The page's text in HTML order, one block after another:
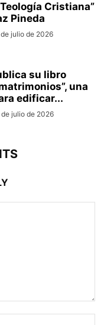
Cristiana”
Pineda
julio de 2026
su libro
una
edificar...
de julio de 2026